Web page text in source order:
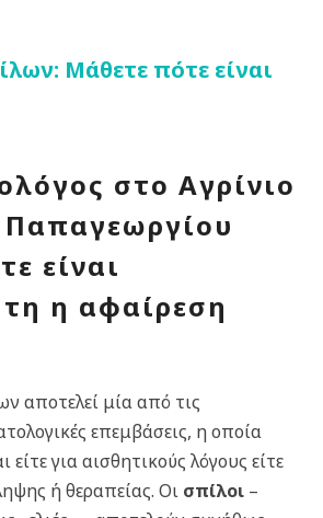
Μάθετε πότε είναι
στο Αγρίνιο
Παπαγεωργίου
είναι
η αφαίρεση
αποτελεί μία από τις
επεμβάσεις, η οποία
για αισθητικούς λόγους είτε
ή θεραπείας. Οι σπίλοι –